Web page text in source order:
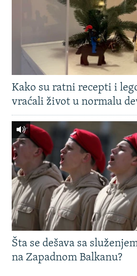
Kako su ratni recepti i
vraćali život u normalu
Šta se dešava sa
na Zapadnom Balkanu?